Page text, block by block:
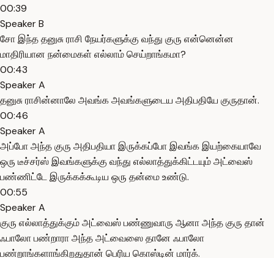
00:39
Speaker B
சோ இந்த தனுசு ராசி நேயர்களுக்கு வந்து குரு என்னென்ன
மாதிரியான நன்மைகள் எல்லாம் செய்றாங்கமா?
00:43
Speaker A
தனுசு ராசின்னாலே அவங்க அவங்களுடைய அதிபதியே குருதான்.
00:46
Speaker A
அப்போ அந்த குரு அதிபதியா இருக்கப்போ இவங்க இயற்கையாவே
ஒரு டீச்சர்ஸ் இவங்களுக்கு வந்து எல்லாத்துக்கிட்டயும் அட்வைஸ்
பண்ணிட்டே இருக்கக்கூடிய ஒரு தன்மை உண்டு.
00:55
Speaker A
குரு எல்லாத்துக்கும் அட்வைஸ் பண்ணுவாரு ஆனா அந்த குரு தான்
ஃபாலோ பண்றாரா அந்த அட்வைஸை தானே ஃபாலோ
பண்றாங்களாங்கிறதுதான் பெரிய கொஸ்டின் மார்க்.